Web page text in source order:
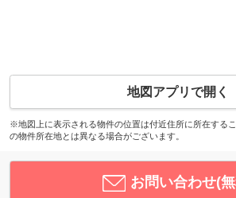
地図アプリで開く
※地図上に表示される物件の位置は付近住所に所在する
の物件所在地とは異なる場合がございます。
お問い合わせ(